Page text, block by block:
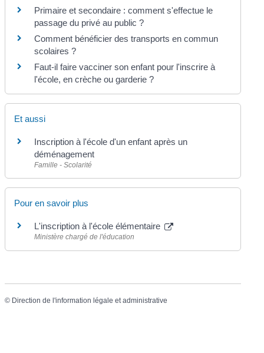
Primaire et secondaire : comment s'effectue le
passage du privé au public ?
Comment bénéficier des transports en commun
scolaires ?
Faut-il faire vacciner son enfant pour l'inscrire à
l'école, en crèche ou garderie ?
Et aussi
Inscription à l'école d'un enfant après un
déménagement
Famille - Scolarité
Pour en savoir plus
L'inscription à l'école élémentaire
Ministère chargé de l'éducation
© Direction de l'information légale et administrative